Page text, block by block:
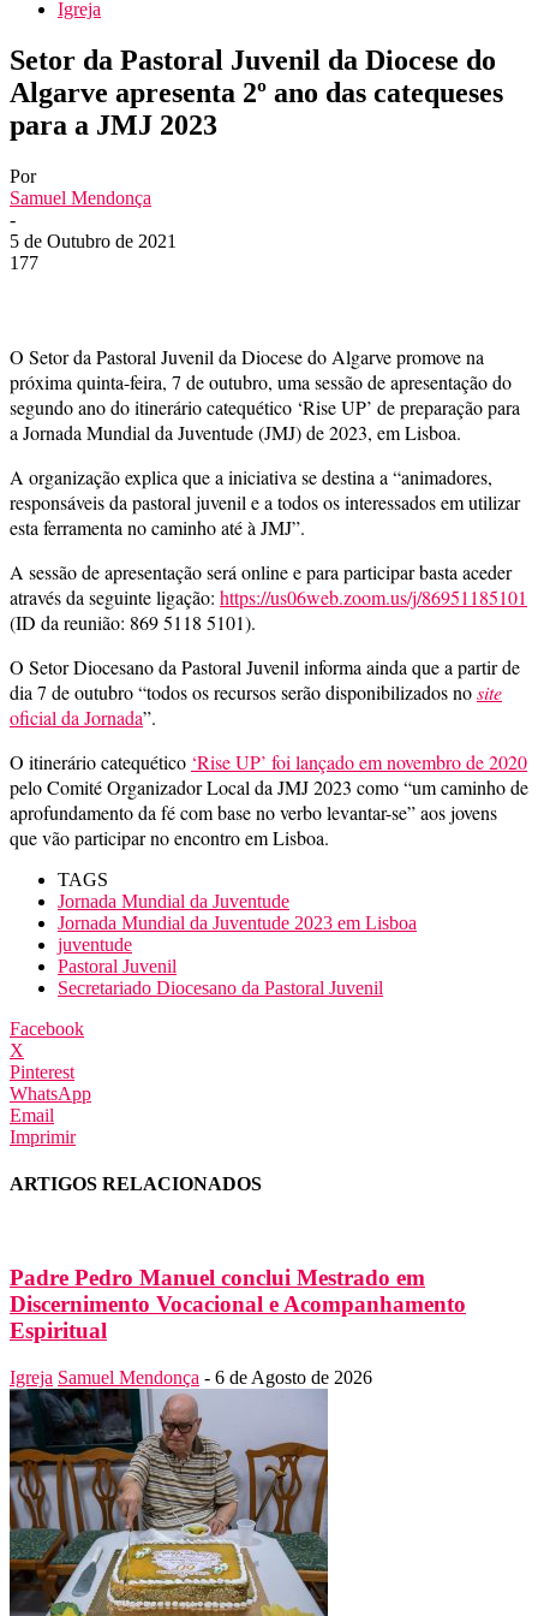
Igreja
Setor da Pastoral Juvenil da Diocese do
Algarve apresenta 2º ano das catequeses
para a JMJ 2023
Por
Samuel Mendonça
-
5 de Outubro de 2021
177
O Setor da Pastoral Juvenil da Diocese do Algarve promove na
próxima quinta-feira, 7 de outubro, uma sessão de apresentação do
segundo ano do itinerário catequético ‘Rise UP’ de preparação para
a Jornada Mundial da Juventude (JMJ) de 2023, em Lisboa.
A organização explica que a iniciativa se destina a “animadores,
responsáveis da pastoral juvenil e a todos os interessados em utilizar
esta ferramenta no caminho até à JMJ”.
A sessão de apresentação será online e para participar basta aceder
através da seguinte ligação: https://us06web.zoom.us/j/86951185101
(ID da reunião: 869 5118 5101).
O Setor Diocesano da Pastoral Juvenil informa ainda que a partir de
dia 7 de outubro “todos os recursos serão disponibilizados nosite
oficial da Jornada”.
O itinerário catequético ‘Rise UP’ foi lançado em novembro de 2020
pelo Comité Organizador Local da JMJ 2023 como “um caminho de
aprofundamento da fé com base no verbo levantar-se” aos jovens
que vão participar no encontro em Lisboa.
TAGS
Jornada Mundial da Juventude
Jornada Mundial da Juventude 2023 em Lisboa
juventude
Pastoral Juvenil
Secretariado Diocesano da Pastoral Juvenil
Facebook
X
Pinterest
WhatsApp
Email
Imprimir
ARTIGOS RELACIONADOS
Padre Pedro Manuel conclui Mestrado em
Discernimento Vocacional e Acompanhamento
Espiritual
Igreja Samuel Mendonça - 6 de Agosto de 2026